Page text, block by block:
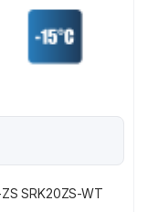
SRK20ZS-WT